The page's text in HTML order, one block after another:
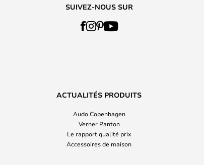
SUIVEZ-NOUS SUR
ACTUALITÉS PRODUITS
Audo Copenhagen
Verner Panton
Le rapport qualité prix
Accessoires de maison